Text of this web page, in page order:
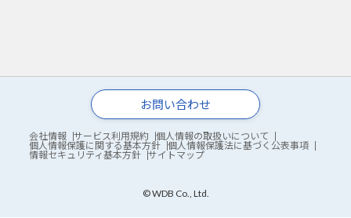
お問い合わせ
会社情報 サービス利用規約
個人情報の取扱いについて
個人情報保護に関する基本方針
個人情報保護法に基づく公表事項
情報セキュリティ基本方針
サイトマップ
© WDB Co., Ltd.